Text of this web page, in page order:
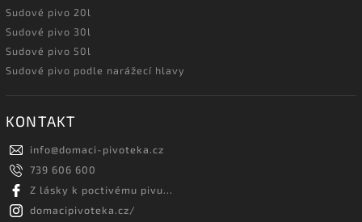
Sudové pivo 20l
Sudové pivo 30l
Sudové pivo 50l
Sudové pivo podle narážecí hlavy
KONTAKT
info@domaci-pivoteka.cz
739 606 600
Z lásky k poctivému pivu...
domacipivoteka.cz/